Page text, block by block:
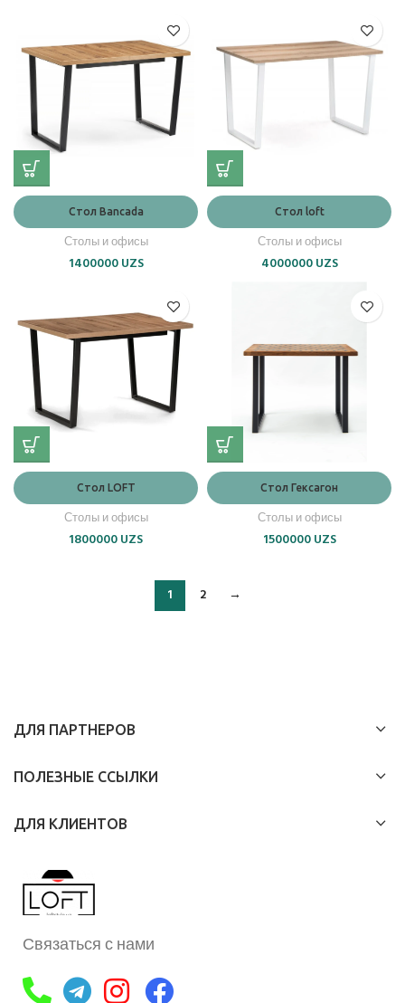
Стол Bancada
Столы и офисы
1400000UZS
Стол loft
Столы и офисы
4000000UZS
Стол LOFT
Столы и офисы
1800000UZS
Стол Гексагон
Столы и офисы
1500000UZS
1 2 →
ДЛЯ ПАРТНЕРОВ
ПОЛЕЗНЫЕ ССЫЛКИ
ДЛЯ КЛИЕНТОВ
Связаться с нами